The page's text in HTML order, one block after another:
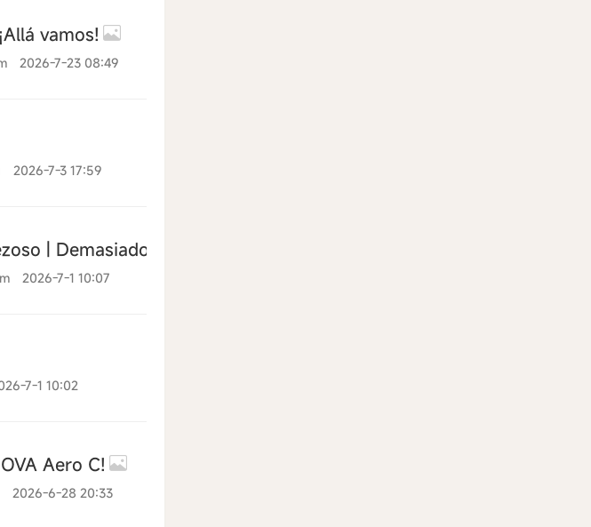
vamos!
2026-7-23 08:49
2026-7-3 17:59
| Demasiado calor para limpiar. Deja que MOVA se ocupe.
2026-7-1 10:07
7-1 10:02
Aero C!
2026-6-28 20:33